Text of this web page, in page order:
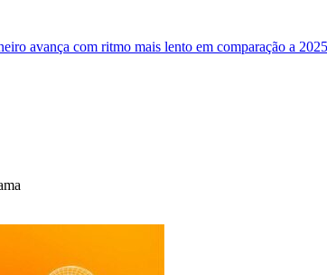
avança com ritmo mais lento em comparação a 2025